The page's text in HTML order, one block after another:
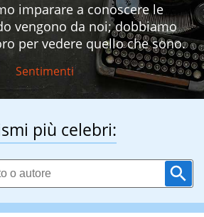
imparare a conoscere le
vengono da noi; dobbiamo
per vedere quello che sono.
Sentimenti
più celebri: